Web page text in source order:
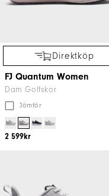
Direktköp
FJ Quantum Women
Dam Golfskor
Jömför
2 599kr